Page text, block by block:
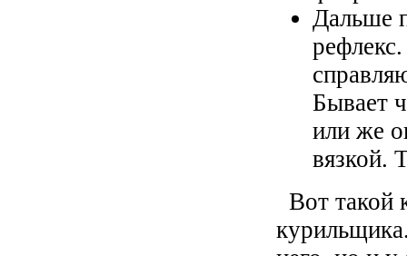
Дальше
Бывает
или же
вязкой.
Вот такой